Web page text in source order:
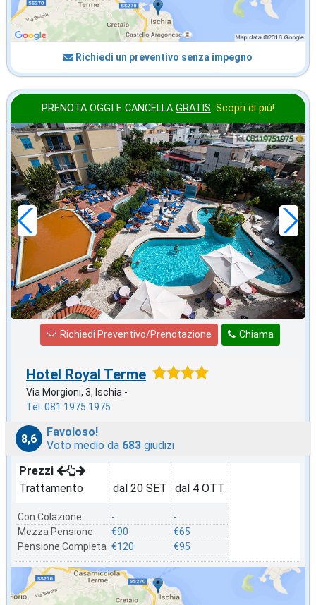
Richiedi un preventivo senza impegno
PRENOTA OGGI E CANCELLA GRATIS. Scopri di più!
ottobre
in offerta da
€65,00
a notte
Chiama
Richiedi Preventivo/Prenotazione
Hotel Royal Terme
Via Morgioni, 3, Ischia -
Tel. 081.1975.1975
8,6
Favoloso!
Voto medio da 683 giudizi
Prezzi
Trattamento
Con Colazione
Mezza Pensione
Pensione Completa
dal 20 SET
-
€90
€120
dal 4 OTT
-
€65
€95